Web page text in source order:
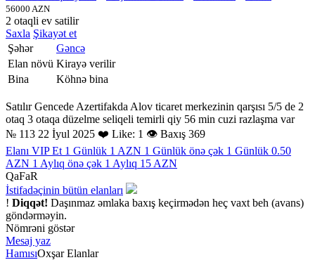
56000 AZN
2 otaqli ev satilir
Saxla Şikayət et
Şəhər
Gəncə
Elan növü Kirayə verilir
Bina
Köhnə bina
Satılır Gencede Azertifakda Alov ticaret merkezinin qarşısı 5/5 de 2
otaq 3 otaqa düzelme seliqeli temirli qiy 56 min cuzi razlaşma var
№ 113 22 İyul 2025 ❤️ Like: 1 👁 Baxış 369
Elanı VIP Et 1 Günlük 1 AZN 1 Günlük önə çək 1 Günlük 0.50
AZN 1 Aylıq önə çək 1 Aylıq 15 AZN
QaFaR
İstifadəçinin bütün elanları
! Diqqət! Daşınmaz əmlaka baxış keçirmədən heç vaxt beh (avans)
göndərməyin.
Nömrəni göstər
Mesaj yaz
HamısıOxşar Elanlar